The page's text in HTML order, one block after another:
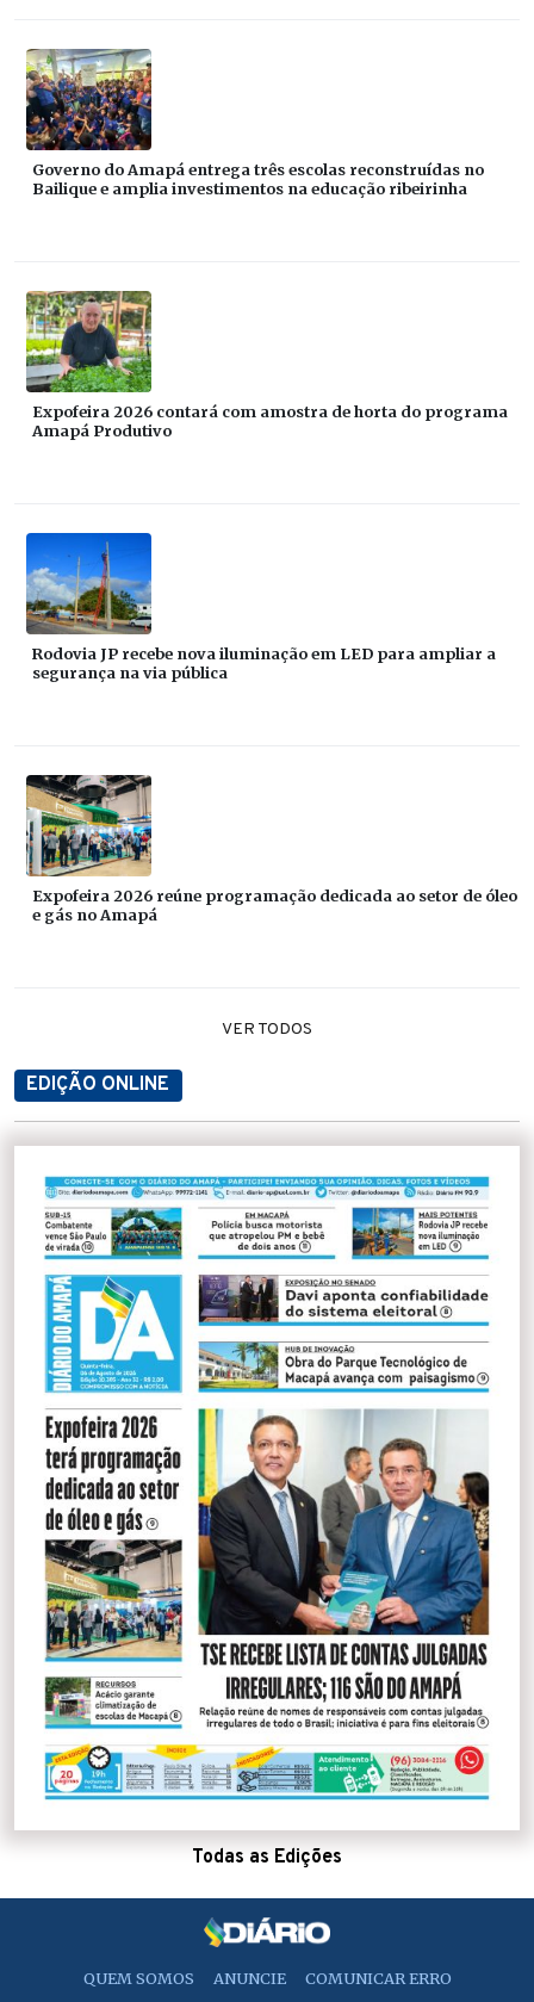
Governo do Amapá entrega três escolas reconstruídas no
Bailique e amplia investimentos na educação ribeirinha
Expofeira 2026 contará com amostra de horta do programa
Amapá Produtivo
Rodovia JP recebe nova iluminação em LED para ampliar a
segurança na via pública
Expofeira 2026 reúne programação dedicada ao setor de óleo
e gás no Amapá
VER TODOS
EDIÇÃO ONLINE
Todas as Edições
QUEM SOMOS ANUNCIE COMUNICAR ERRO